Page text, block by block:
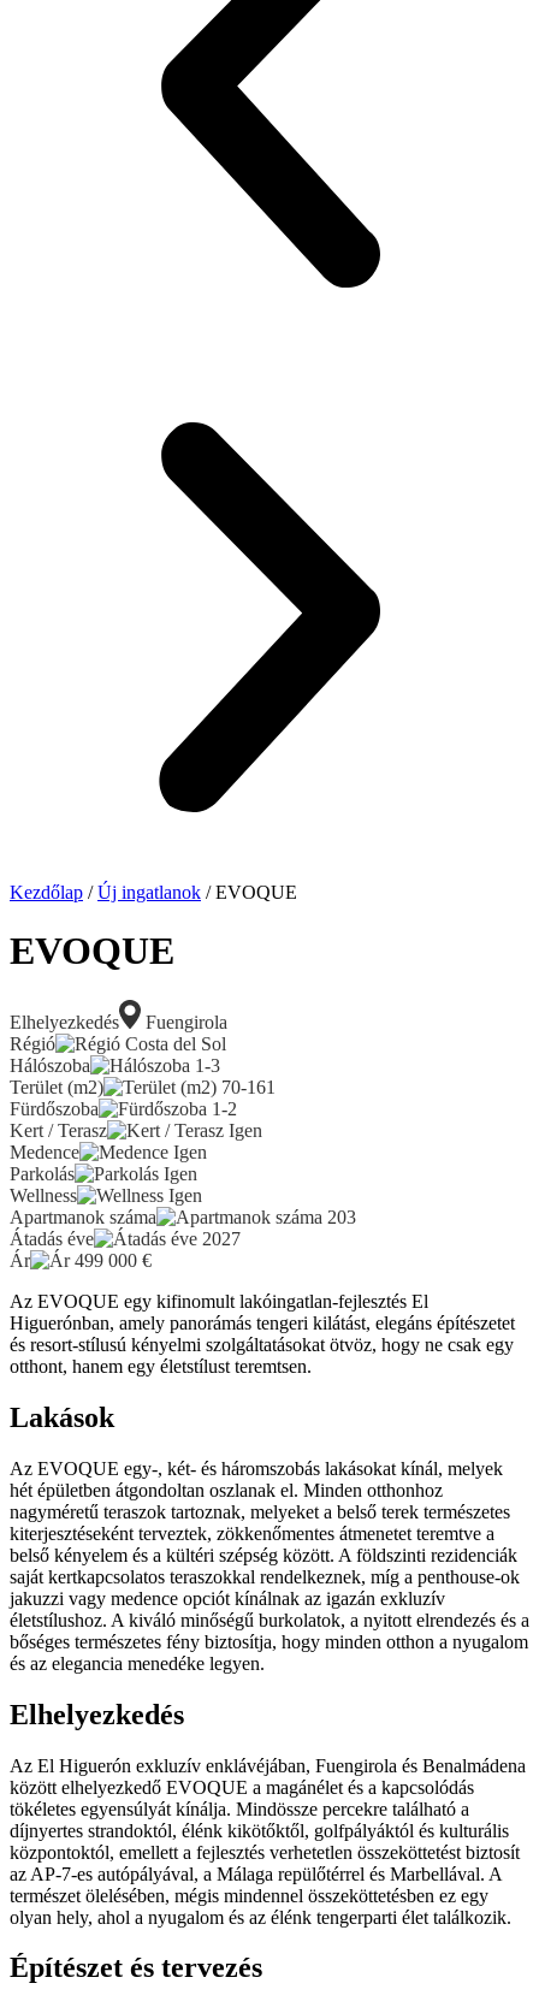
Kezdőlap /Új ingatlanok / EVOQUE
EVOQUE
Elhelyezkedés
Fuengirola
Régió
Costa del Sol
Hálószoba
1-3
Terület (m2)
70-161
Fürdőszoba
1-2
Kert / Terasz
Igen
Medence
Igen
Parkolás
Igen
Wellness
Igen
Apartmanok száma
203
Átadás éve
2027
Ár
499 000 €
Az EVOQUE egy kifinomult lakóingatlan-fejlesztés El
Higuerónban, amely panorámás tengeri kilátást, elegáns építészetet
és resort-stílusú kényelmi szolgáltatásokat ötvöz, hogy ne csak egy
otthont, hanem egy életstílust teremtsen.
Lakások
Az EVOQUE egy-, két- és háromszobás lakásokat kínál, melyek
hét épületben átgondoltan oszlanak el. Minden otthonhoz
nagyméretű teraszok tartoznak, melyeket a belső terek természetes
kiterjesztéseként terveztek, zökkenőmentes átmenetet teremtve a
belső kényelem és a kültéri szépség között. A földszinti rezidenciák
saját kertkapcsolatos teraszokkal rendelkeznek, míg a penthouse-ok
jakuzzi vagy medence opciót kínálnak az igazán exkluzív
életstílushoz. A kiváló minőségű burkolatok, a nyitott elrendezés és a
bőséges természetes fény biztosítja, hogy minden otthon a nyugalom
és az elegancia menedéke legyen.
Elhelyezkedés
Az El Higuerón exkluzív enklávéjában, Fuengirola és Benalmádena
között elhelyezkedő EVOQUE a magánélet és a kapcsolódás
tökéletes egyensúlyát kínálja. Mindössze percekre található a
díjnyertes strandoktól, élénk kikötőktől, golfpályáktól és kulturális
központoktól, emellett a fejlesztés verhetetlen összeköttetést biztosít
az AP-7-es autópályával, a Málaga repülőtérrel és Marbellával. A
természet ölelésében, mégis mindennel összeköttetésben ez egy
olyan hely, ahol a nyugalom és az élénk tengerparti élet találkozik.
Építészet és tervezés